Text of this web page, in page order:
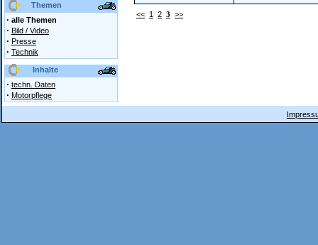
Themen
· alle Themen
· Bild / Video
· Presse
· Technik
Inhalte
· techn. Daten
· Motorpflege
<< 1 2 3 >>